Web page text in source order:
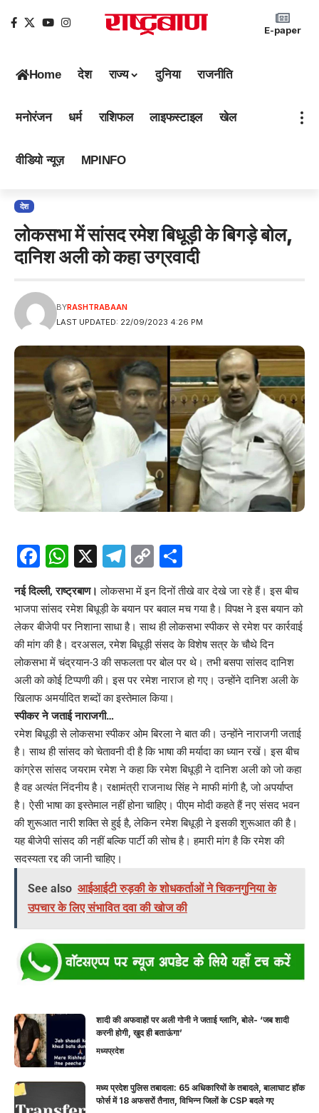
E-paper
Home देश राज्य दुनिया राजनीति
मनोरंजन धर्म राशिफल लाइफस्टाइल खेल
वीडियो न्यूज़ MPINFO
देश
लोकसभा में सांसद रमेश बिधूड़ी के बिगड़े बोल,
दानिश अली को कहा उग्रवादी
LAST UPDATED: 22/09/2023 4:26 PM
BYRASHTRABAAN
Facebook
WhatsApp
X Telegram
Copy
Link
नई दिल्ली, राष्ट्रबाण। लोकसभा में इन दिनों तीखे वार देखे जा रहे हैं। इस बीच
भाजपा सांसद रमेश बिधूड़ी के बयान पर बवाल मच गया है। विपक्ष ने इस बयान को
लेकर बीजेपी पर निशाना साधा है। साथ ही लोकसभा स्पीकर से रमेश पर कार्रवाई
की मांग की है। दरअसल, रमेश बिधूड़ी संसद के विशेष सत्र के चौथे दिन
लोकसभा में चंद्रयान-3 की सफलता पर बोल पर थे। तभी बसपा सांसद दानिश
अली को कोई टिप्पणी की। इस पर रमेश नाराज हो गए। उन्होंने दानिश अली के
खिलाफ अमर्यादित शब्दों का इस्तेमाल किया।
स्पीकर ने जताई नाराजगी…
रमेश बिधूड़ी से लोकसभा स्पीकर ओम बिरला ने बात की। उन्होंने नाराजगी जताई
है। साथ ही सांसद को चेतावनी दी है कि भाषा की मर्यादा का ध्यान रखें। इस बीच
कांग्रेस सांसद जयराम रमेश ने कहा कि रमेश बिधूड़ी ने दानिश अली को जो कहा
है वह अत्यंत निंदनीय है। रक्षामंत्री राजनाथ सिंह ने माफी मांगी है, जो अपर्याप्त
है। ऐसी भाषा का इस्तेमाल नहीं होना चाहिए। पीएम मोदी कहते हैं नए संसद भवन
की शुरूआत नारी शक्ति से हुई है, लेकिन रमेश बिधूड़ी ने इसकी शुरूआत की है।
यह बीजेपी सांसद की नहीं बल्कि पार्टी की सोच है। हमारी मांग है कि रमेश की
सदस्यता रद्द की जानी चाहिए।
See also आईआईटी रुड़की के शोधकर्ताओं ने चिकनगुनिया के
उपचार के लिए संभावित दवा की खोज की
शादी की अफवाहों पर अली गोनी ने जताई ग्लानि, बोले- ‘जब शादी
करनी होगी, खुद ही बताऊंगा’
मध्यप्रदेश
मध्य प्रदेश पुलिस तबादला: 65 अधिकारियों के तबादले, बालाघाट हॉक
फोर्स में 18 अफसरों तैनात, विभिन्न जिलों के CSP बदले गए